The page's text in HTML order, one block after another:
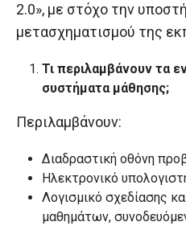
2.0», με στόχο την
μετασχηματισμού της
Τι περιλαμβάνουν τα
συστήματα μάθησης;
Περιλαμβάνουν:
Διαδραστική οθόνη
Ηλεκτρονικό
Λογισμικό σχεδίασης
μαθημάτων,